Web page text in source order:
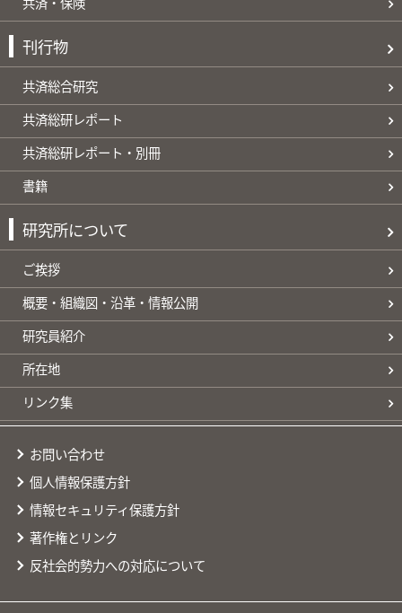
刊行物
共済総合研究
共済総研レポート
共済総研レポート・別冊
書籍
研究所について
ご挨拶
概要・組織図・沿革・情報公開
研究員紹介
所在地
リンク集
お問い合わせ
個人情報保護方針
情報セキュリティ保護方針
著作権とリンク
反社会的勢力への対応について